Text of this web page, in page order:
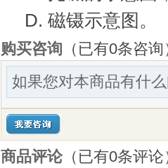
D. 磁镊示意图。
购买咨询 （已有0条咨
如果您对本商品有什
商品评论（已有0条评论